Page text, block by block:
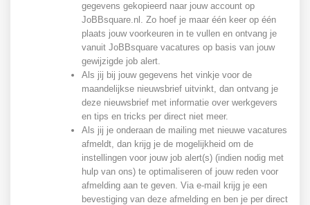
gegevens gekopieerd naar jouw account op
JoBBsquare.nl. Zo hoef je maar één keer op één
plaats jouw voorkeuren in te vullen en ontvang je
vanuit JoBBsquare vacatures op basis van jouw
gewijzigde job alert.
Als jij bij jouw gegevens het vinkje voor de
maandelijkse nieuwsbrief uitvinkt, dan ontvang je
deze nieuwsbrief met informatie over werkgevers
en tips en tricks per direct niet meer.
Als jij je onderaan de mailing met nieuwe vacatures
afmeldt, dan krijg je de mogelijkheid om de
instellingen voor jouw job alert(s) (indien nodig met
hulp van ons) te optimaliseren of jouw reden voor
afmelding aan te geven. Via e-mail krijg je een
bevestiging van deze afmelding en ben je per direct